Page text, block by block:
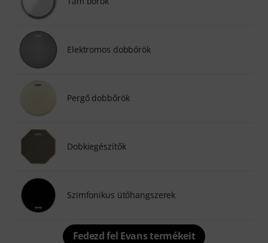
Elektromos dobbőrök
Pergő dobbőrök
Dobkiegészítők
Szimfonikus ütőhangszerek
Fedezd fel Evans termékeit